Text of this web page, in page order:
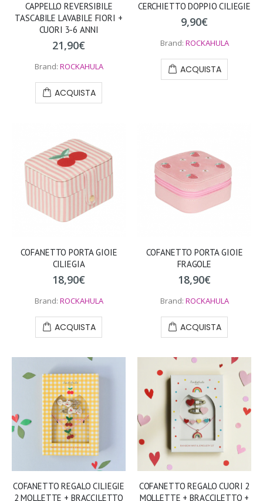
CAPPELLO REVERSIBILE
TASCABILE LAVABILE FIORI +
CUORI 3-6 ANNI
21,90€
Brand: ROCKAHULA
ACQUISTA
CERCHIETTO DOPPIO CILIEGIE
9,90€
Brand: ROCKAHULA
ACQUISTA
COFANETTO PORTA GIOIE
CILIEGIA
18,90€
Brand: ROCKAHULA
ACQUISTA
COFANETTO PORTA GIOIE
FRAGOLE
18,90€
Brand: ROCKAHULA
ACQUISTA
COFANETTO REGALO CILIEGIE
2 MOLLETTE + BRACCILETTO
COFANETTO REGALO CUORI 2
MOLLETTE + BRACCILETTO +